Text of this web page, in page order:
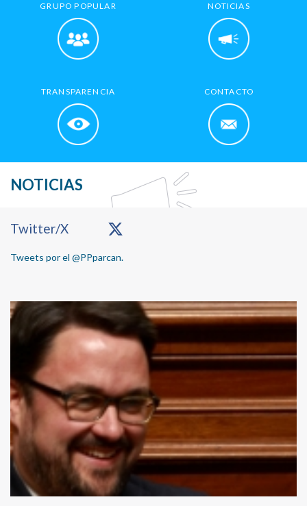
GRUPO POPULAR NOTICIAS
TRANSPARENCIA CONTACTO
NOTICIAS
Primary
Twitter/X
Tweets por el @PPparcan.